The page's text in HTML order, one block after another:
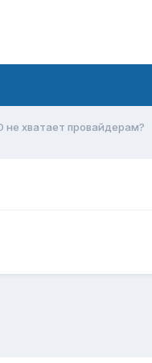
не хватает провайдерам?